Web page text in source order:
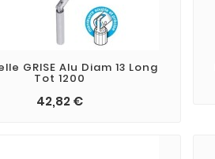
GRISE Alu Diam 13 Long
Tot 1200
42,82 €